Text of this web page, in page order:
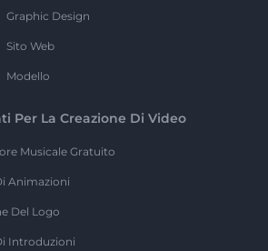
Graphic Design
Sito Web
Modello
Per La Creazione Di Video
Musicale Gratuito
Animazioni
Del Logo
Introduzioni